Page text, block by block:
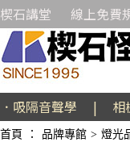
楔石講堂 線上免費
．吸隔音聲學 | 相
首頁 ： 品牌專館 > 燈光